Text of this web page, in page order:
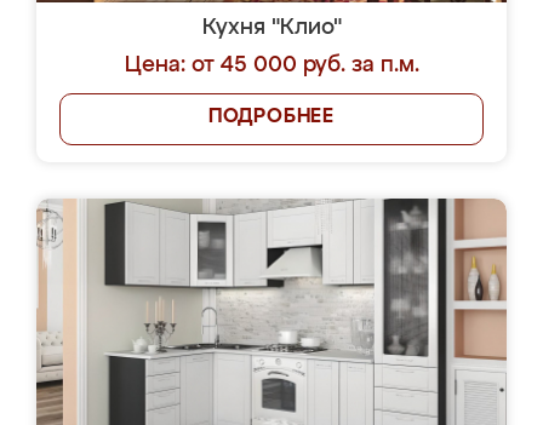
Кухня "Клио"
Цена: от 45 000 руб. за п.м.
ПОДРОБНЕЕ